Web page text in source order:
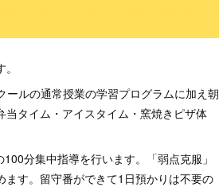
ルの通常授業の学習プログラムに加え朝
タイム・アイスタイム・窯焼きピザ体
分集中指導を行います。「弱点克服」
ます。留守番ができて1日預かりは不要の